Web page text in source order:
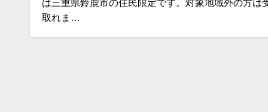
は三重県鈴鹿市の住民限定です。対象地域外の方は
取れま…